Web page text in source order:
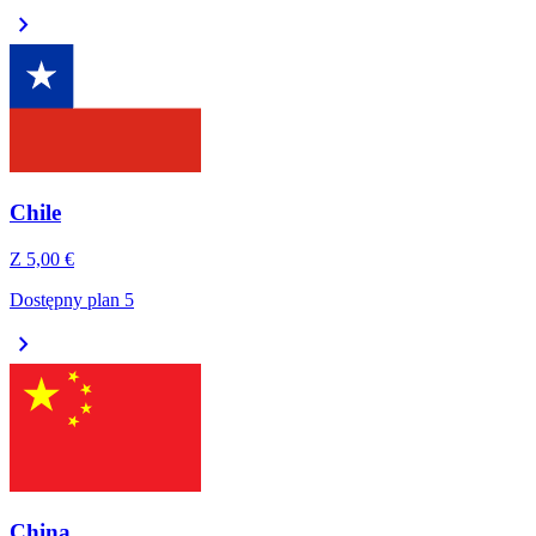
chevron_right
Chile
Z 5,00 €
Dostępny plan 5
chevron_right